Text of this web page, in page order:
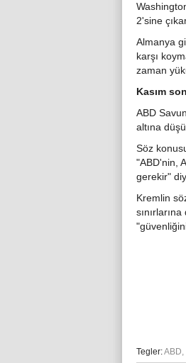
2'sine
Almanya
karşı
zaman
Kasım
ABD
altına
Söz
"ABD'nin,
gerekir"
Kremlin
Tegler:ABD